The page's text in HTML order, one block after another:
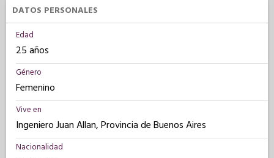
DATOS PERSONALES
Edad
25 años
Género
Femenino
Vive en
Ingeniero Juan Allan, Provincia de Buenos Aires
Nacionalidad